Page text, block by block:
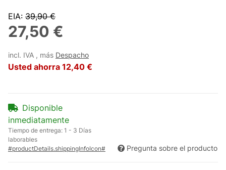
EIA: 39,90 €
27,50 €
incl. IVA , más Despacho
Usted ahorra 12,40 €
Disponible
inmediatamente
Tiempo de entrega: 1 - 3 Días
laborables
#productDetails.shippingInfoIcon#
Pregunta sobre el producto